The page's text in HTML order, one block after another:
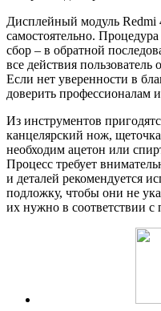
Дисплейный модуль Redmi
самостоятельно.
сбор – в обратной
все действия пользователь
Если нет уверенности в
доверить профессионалам
Из инструментов
канцелярский нож,
необходим ацетон или
Процесс требует
и деталей рекомендуется
подложку, чтобы они не
их нужно в соответствии с